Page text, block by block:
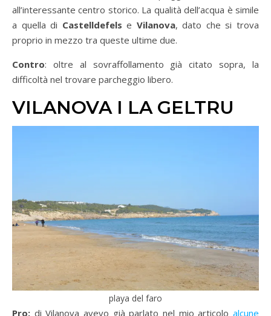
all’interessante centro storico. La qualità dell’acqua è simile
a quella di Castelldefels e Vilanova, dato che si trova
proprio in mezzo tra queste ultime due.
Contro: oltre al sovraffollamento già citato sopra, la
difficoltà nel trovare parcheggio libero.
VILANOVA I LA GELTRU
playa del faro
Pro: di Vilanova avevo già parlato nel mio articolo alcune